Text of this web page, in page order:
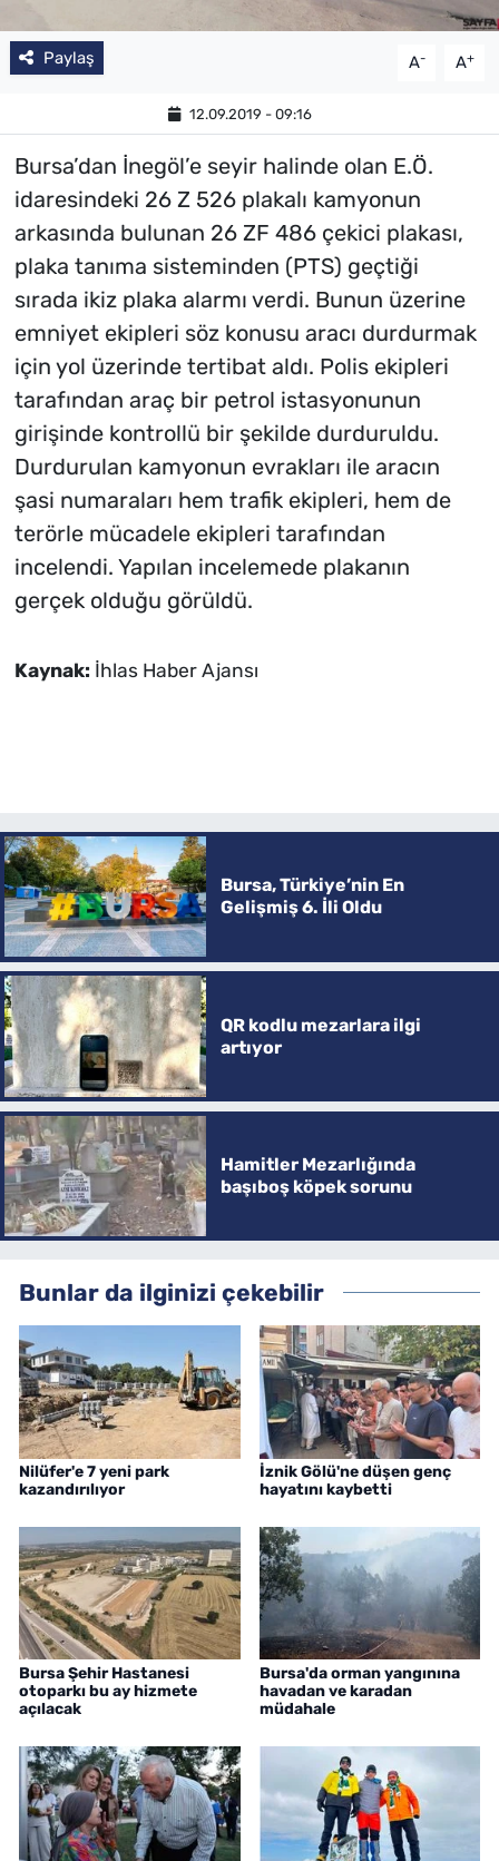
Paylaş A- A+
12.09.2019 - 09:16
Bursa’dan İnegöl’e seyir halinde olan E.Ö.
idaresindeki 26 Z 526 plakalı kamyonun
arkasında bulunan 26 ZF 486 çekici plakası,
plaka tanıma sisteminden (PTS) geçtiği
sırada ikiz plaka alarmı verdi. Bunun üzerine
emniyet ekipleri söz konusu aracı durdurmak
için yol üzerinde tertibat aldı. Polis ekipleri
tarafından araç bir petrol istasyonunun
girişinde kontrollü bir şekilde durduruldu.
Durdurulan kamyonun evrakları ile aracın
şasi numaraları hem trafik ekipleri, hem de
terörle mücadele ekipleri tarafından
incelendi. Yapılan incelemede plakanın
gerçek olduğu görüldü.
Kaynak: İhlas Haber Ajansı
Bursa, Türkiye’nin En
Gelişmiş 6. İli Oldu
QR kodlu mezarlara ilgi
artıyor
Hamitler Mezarlığında
başıboş köpek sorunu
Bunlar da ilginizi çekebilir
Nilüfer'e 7 yeni park
kazandırılıyor
İznik Gölü'ne düşen genç
hayatını kaybetti
Bursa Şehir Hastanesi
otoparkı bu ay hizmete
açılacak
Bursa'da orman yangınına
havadan ve karadan
müdahale